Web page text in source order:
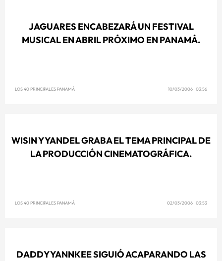
JAGUARES ENCABEZARÁ UN FESTIVAL
MUSICAL EN ABRIL PRÓXIMO EN PANAMÁ.
LOS 40 PRINCIPALES PANAMÁ 10/03/2006 03:56
WISIN Y YANDEL GRABA EL TEMA PRINCIPAL DE
LA PRODUCCIÓN CINEMATOGRÁFICA.
LOS 40 PRINCIPALES PANAMÁ 02/03/2006 03:53
DADDY YANNKEE SIGUIÓ ACAPARANDO LAS